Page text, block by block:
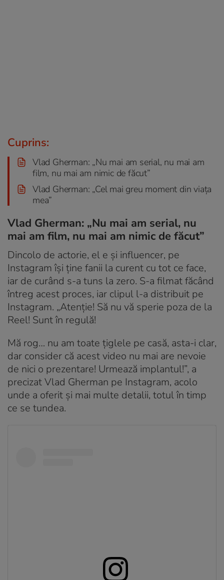
Cuprins:
Vlad Gherman: „Nu mai am serial, nu mai am
film, nu mai am nimic de făcut”
Vlad Gherman: „Cel mai greu moment din viața
mea”
Vlad Gherman: „Nu mai am serial, nu
mai am film, nu mai am nimic de făcut”
Dincolo de actorie, el e și influencer, pe
Instagram își ține fanii la curent cu tot ce face,
iar de curând s-a tuns la zero. S-a filmat făcând
întreg acest proces, iar clipul l-a distribuit pe
Instagram. „Atenție! Să nu vă sperie poza de la
Reel! Sunt în regulă!
Mă rog… nu am toate țiglele pe casă, asta-i clar,
dar consider că acest video nu mai are nevoie
de nici o prezentare! Urmează implantul!”, a
precizat Vlad Gherman pe Instagram, acolo
unde a oferit și mai multe detalii, totul în timp
ce se tundea.